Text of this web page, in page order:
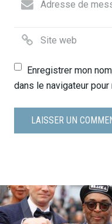
Enregistrer mon
dans le navigateur